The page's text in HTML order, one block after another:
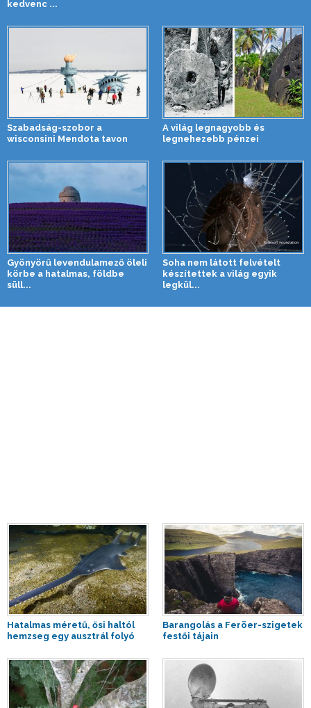
kedvenc ...
Szabadság-szobor a
wisconsini Mendota tavon
A világ legnagyobb és
legnehezebb pénzei
Gyönyörű levendulamező öleli
körbe a hatalmas, földbe
süll...
Soha nem látott felvételt
készítettek a világ egyik
legkül...
Hatalmas méretű, ősi haltól
hemzseg egy ausztrál folyó
Barangolás a Feröer-szigetek
festői tájain